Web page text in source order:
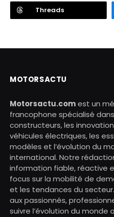
Threads
MOTORSACTU
Motorsactu.comest un
francophone spécialisé
constructeurs, les
véhicules électriques, les
modèles et l’évolution du
international. Notre
information fiable, réactive
focus sur la mobilité de
et les tendances du
aux passionnés,
suivre l’évolution du